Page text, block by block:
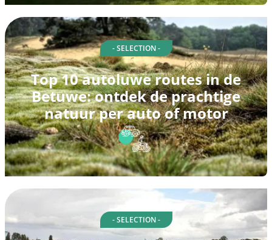
- SELECTION -
Top 10 autoluwe routes in de
Betuwe: ontdek de prachtige
natuur per auto of motor
- SELECTION -